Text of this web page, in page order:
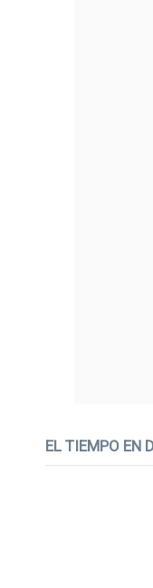
EL TIEMPO EN